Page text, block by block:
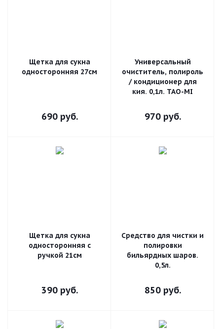
Щетка для сукна
односторонняя 27см
690руб.
Универсальный
очиститель, полироль
/ кондиционер для
кия. 0,1л. TAO-MI
970руб.
Щетка для сукна
односторонняя с
ручкой 21см
390руб.
Средство для чистки и
полировки
бильярдных шаров.
0,5л.
850руб.